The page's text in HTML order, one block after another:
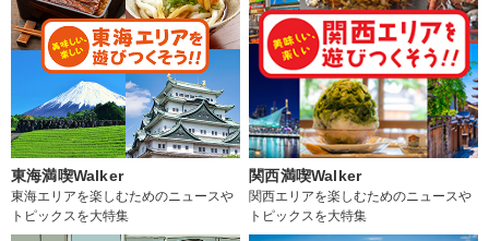
東海満喫Walker
東海エリアを楽しむためのニュースや
トピックスを大特集
関西満喫Walker
関西エリアを楽しむためのニュースや
トピックスを大特集